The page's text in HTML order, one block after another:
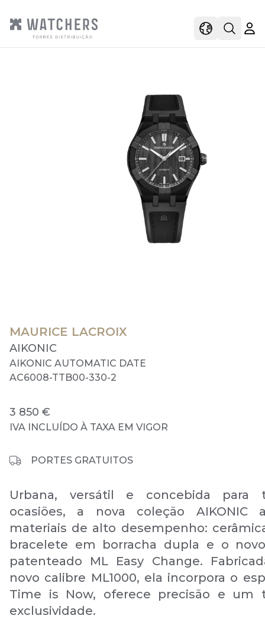
viewOpen
MAURICE LACROIX
AIKONIC
AIKONIC AUTOMATIC DATE
AC6008-TTB00-330-2
3 850 €
IVA INCLUÍDO À TAXA EM VIGOR
PORTES GRATUITOS
Urbana, versátil e concebida para
ocasiões, a nova coleção AIKONIC
materiais de alto desempenho:
bracelete em borracha dupla e o
patenteado ML Easy Change.
novo calibre ML1000, ela incorpora o
Time is Now, oferece precisão e um
exclusividade.